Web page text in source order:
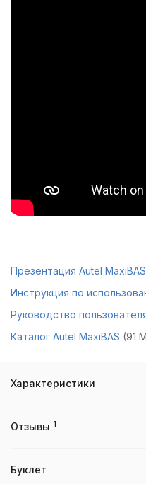
Презентация Autel
Инструкция по
Руководство
Каталог Autel MaxiBAS (91
Характеристики
Отзывы 1
Буклет